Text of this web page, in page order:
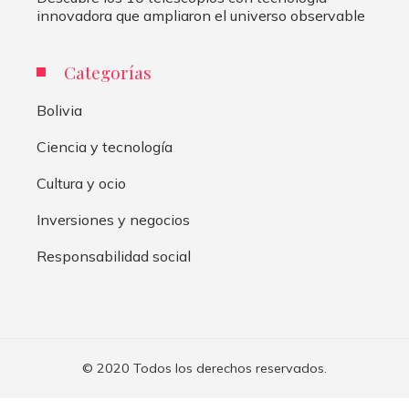
innovadora que ampliaron el universo observable
Categorías
Bolivia
Ciencia y tecnología
Cultura y ocio
Inversiones y negocios
Responsabilidad social
© 2020 Todos los derechos reservados.